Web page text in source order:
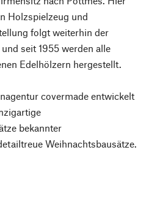
Holzspielzeug und
folgt weiterhin der
seit 1955 werden alle
Edelhölzern hergestellt.
covermade entwickelt
bekannter
Weihnachtsbausätze.